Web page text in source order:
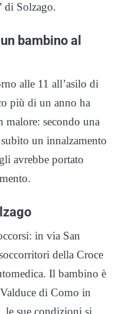
di Solzago.
bambino al
alle 11 all’asilo di
più di un anno ha
malore: secondo una
un innalzamento
avrebbe portato
in via San
della Croce
Il bambino è
di Como in
le sue condizioni si